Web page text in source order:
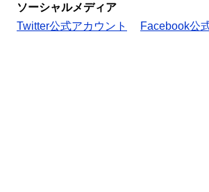
ソーシャルメディア
Twitter公式アカウント
Facebook公